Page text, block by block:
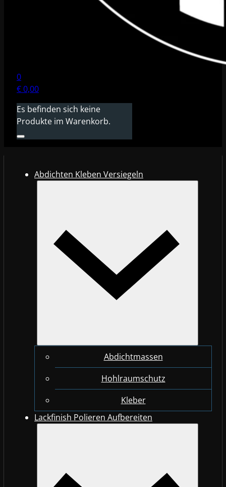
0
€0,00
Es befinden sich keine
Produkte im Warenkorb.
Abdichten Kleben Versiegeln
Abdichtmassen
Hohlraumschutz
Kleber
Lackfinish Polieren Aufbereiten